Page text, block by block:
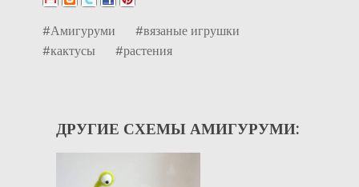
#Амигуруми
#вязаные игрушки
#кактусы
#растения
ДРУГИЕ СХЕМЫ АМИГУРУМИ: